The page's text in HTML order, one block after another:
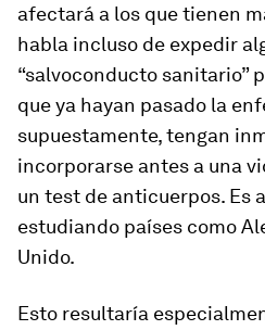
afectará a los que tienen
habla incluso de expedir
“salvoconducto sanitario”
que ya hayan pasado la
supuestamente, tengan
incorporarse antes a una
un test de anticuerpos. Es
estudiando países como
Unido.
Esto resultaría